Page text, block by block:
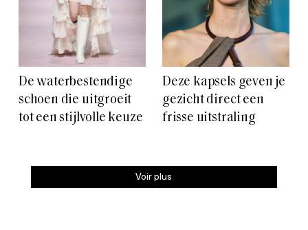
De waterbestendige
schoen die uitgroeit
tot een stijlvolle keuze
Deze kapsels geven je
gezicht direct een
frisse uitstraling
Voir plus